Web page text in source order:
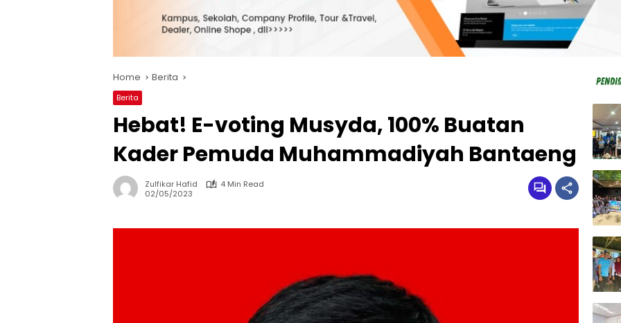
Home Berita
Berita
Hebat! E-voting Musyda, 100% Buatan
Kader Pemuda Muhammadiyah Bantaeng
Zulfikar Hafid
4 Min Read
02/05/2023